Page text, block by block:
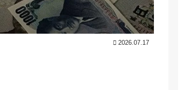
2026.07.17